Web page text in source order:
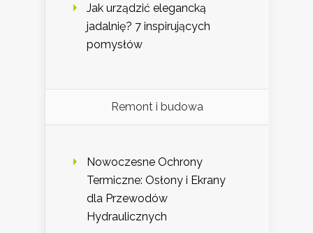
Jak urządzić elegancką
jadalnię? 7 inspirujących
pomysłów
Remont i budowa
Nowoczesne Ochrony
Termiczne: Osłony i Ekrany
dla Przewodów
Hydraulicznych